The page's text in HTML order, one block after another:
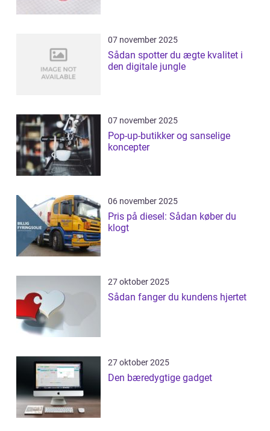
07 november 2025
Sådan spotter du ægte kvalitet i
den digitale jungle
07 november 2025
Pop-up-butikker og sanselige
koncepter
06 november 2025
Pris på diesel: Sådan køber du
klogt
27 oktober 2025
Sådan fanger du kundens hjertet
27 oktober 2025
Den bæredygtige gadget